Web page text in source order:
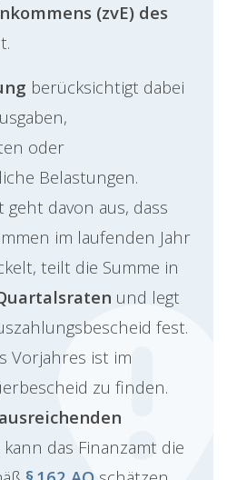
(zvE) des
berücksichtigt dabei
oder
Belastungen.
geht davon aus, dass
im laufenden Jahr
teilt die Summe in
und legt
fest.
Vorjahres ist im
zu finden.
kann das Finanzamt die